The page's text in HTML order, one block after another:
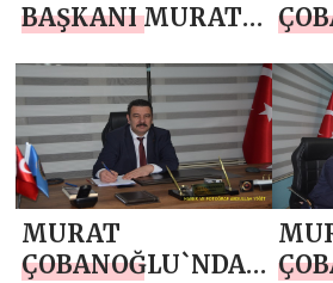
BAŞKANI MURAT
BABALAR GÜNÜ
MESAJI
MURAT
ÇOBANOĞLU`NDAN